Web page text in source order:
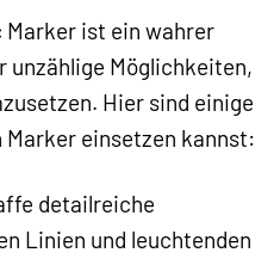
Marker ist ein wahrer
unzählige Möglichkeiten,
Hier sind einige
einsetzen kannst:
detailreiche
Linien und leuchtenden